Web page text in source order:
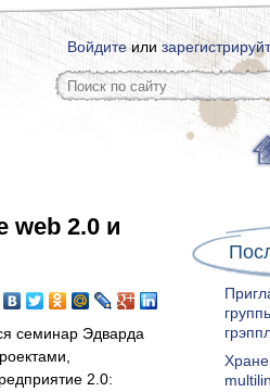
Войдитеили
web 2.0 и
семинар Эдварда
2.0: